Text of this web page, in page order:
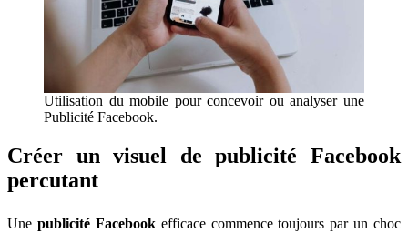
Utilisation du mobile pour concevoir ou analyser une
Publicité Facebook.
Créer un visuel de publicité Facebook
percutant
Une publicité Facebookefficace commence toujours par un choc